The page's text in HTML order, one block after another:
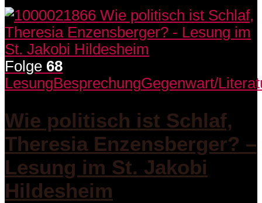
Folge 68
LesungBesprechungGegenwart/
Wie politisch ist Schlaf,
Theresia Enzensberger? –
Lesung im St. Jakobi
Hildesheim